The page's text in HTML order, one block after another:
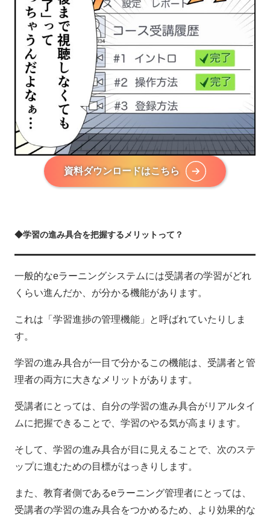
資料ダウンロードはこちら
◆学習の進み具合を把握するメリットって？
一般的なeラーニングシステムには受講者の学習がどれ
くらい進んだか、が分かる機能があります。
これは「学習進捗の管理機能」と呼ばれていたりしま
す。
学習の進み具合が一目で分かるこの機能は、受講者と管
理者の両方に大きなメリットがあります。
受講者にとっては、自分の学習の進み具合がリアルタイ
ムに把握できることで、学習のやる気が高まります。
そして、学習の進み具合が目に見えることで、次のステ
ップに進むための目標がはっきりします。
また、教育者側であるeラーニング管理者にとっては、
受講者の学習の進み具合をつかめるため、より効果的な